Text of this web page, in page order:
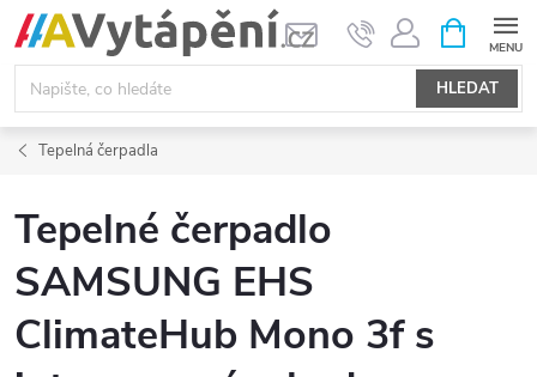
Přejít
na
obsah
HLEDAT
NÁKUPNÍ
KOŠÍK
Tepelná čerpadla
Tepelné čerpadlo
SAMSUNG EHS
ClimateHub Mono 3f s